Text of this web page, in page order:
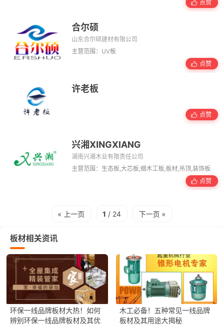
点赞
合尔硕
山东合尔硕建材有限公司
主营范围：UV板
点赞
许老板
点赞
兴湘XINGXIANG
湖南兴湘木业有限责任公司
主营范围：生态板,大芯板,细木工板,板材,吊顶,装饰板
点赞
« 上一页 1 / 24 下一页 »
板材相关资讯
环保一线品牌板材大热！如何
辨别环保一线品牌板材及其优
木工必备！五种常见一线品牌
板材及其用途大揭秘